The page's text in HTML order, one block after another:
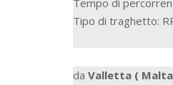
Tempo di
Tipo di traghetto:
da Valletta (